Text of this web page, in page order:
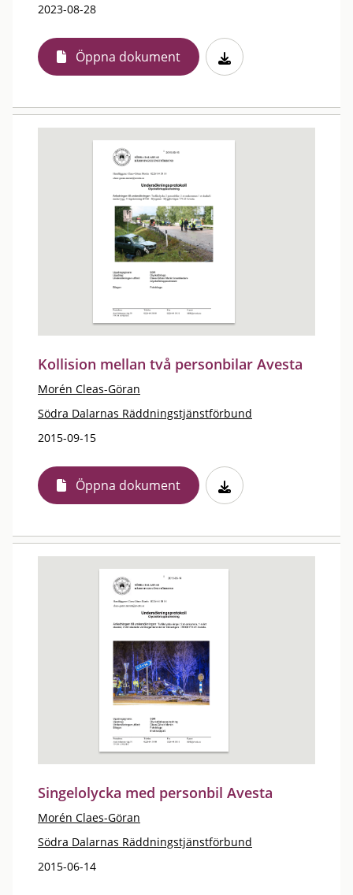
2023-08-28
Öppna dokument
Kollision mellan två personbilar Avesta
Morén Cleas-Göran
Södra Dalarnas Räddningstjänstförbund
2015-09-15
Öppna dokument
Singelolycka med personbil Avesta
Morén Claes-Göran
Södra Dalarnas Räddningstjänstförbund
2015-06-14